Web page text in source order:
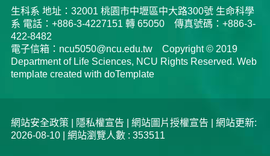
生科系 地址：32001 桃園市中壢區中大路300號 生命科學
系 電話：+886-3-4227151 轉 65050 傳真號碼：+886-3-
422-8482
電子信箱：ncu5050@ncu.edu.tw Copyright © 2019
Department of Life Sciences, NCU Rights Reserved. Web
template created with doTemplate
網站安全政策 隱私權宣告 網站圖片授權宣告 | 網站更新:
2026-08-10 | 網站瀏覽人數 : 353511